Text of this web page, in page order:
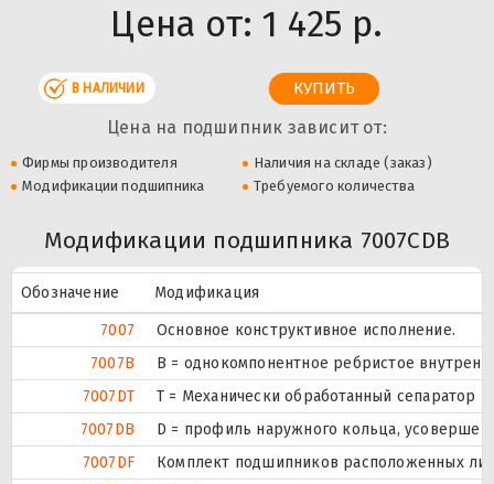
Цена от: 1 425 р.
В НАЛИЧИИ
Цена на подшипник зависит от:
Фирмы производителя
Наличия на складе (заказ)
Модификации подшипника
Требуемого количества
Модификации подшипника 7007CDB
Обозначение
Модификация
7007
Основное конструктивное исполнение.
7007B
B = однокомпонентное ребристое
7007DT
T = Механически обработанный сепаратор
7007DB
D = профиль наружного кольца,
7007DF
Комплект подшипников расположенных